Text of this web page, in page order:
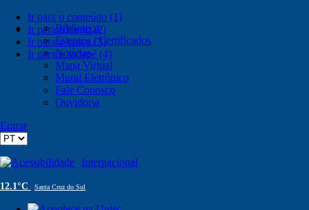
Ir para o conteúdo (1)
Ir para o menu (2)
Ir para a busca (3)
Ir para o rodapé (4)
Biblioteca
Eventos / Certificados
Notícias
Mapa Virtual
Mural Eletrônico
Fale Conosco
Ouvidoria
Entrar
Acessibilidade Internacional
12.1°C Santa Cruz do Sul